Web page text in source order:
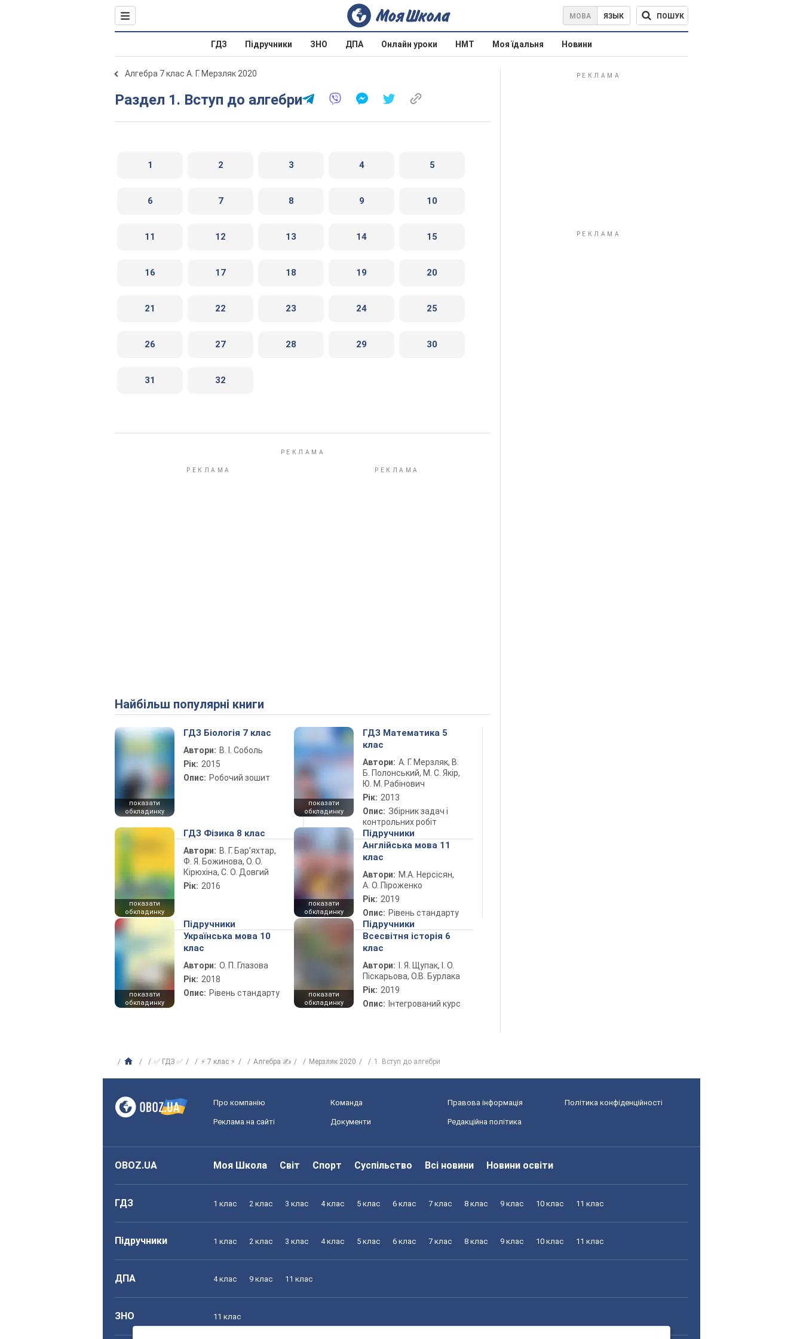
МОВА ЯЗЫК ПОШУК
ГДЗ Підручники ЗНО ДПА Онлайн уроки НМТ Моя їдальня Новини
Алгебра 7 клас А. Г. Мерзляк 2020
Раздел 1. Вступ до алгебри
1 2 3 4 5
6 7 8 9 10
11 12 13 14 15
16 17 18 19 20
21 22 23 24 25
26 27 28 29 30
31 32
Найбільш популярні книги
показати
обкладинку
ГДЗ Біологія 7 клас
Автори: В. І. Соболь
Рік: 2015
Опис: Робочий зошит
показати
обкладинку
ГДЗ Математика 5
клас
Автори: А. Г. Мерзляк, В.
Б. Полонський, М. С. Якір,
Ю. М. Рабінович
Рік: 2013
Опис: Збірник задач і
контрольних робіт
показати
обкладинку
ГДЗ Фізика 8 клас
Автори: В. Г. Бар’яхтар,
Ф. Я. Божинова, О. О.
Кірюхіна, С. О. Довгий
Рік: 2016
показати
обкладинку
Підручники
Англійська мова 11
клас
Автори: М.А. Нерсісян,
А. О. Піроженко
Рік: 2019
Опис: Рівень стандарту
показати
обкладинку
Підручники
Українська мова 10
клас
Автори: О. П. Глазова
Рік: 2018
Опис: Рівень стандарту
показати
обкладинку
Підручники
Всесвітня історія 6
клас
Автори:
І. Я. Щупак, І. О.
Піскарьова, О.В. Бурлака
Рік: 2019
Опис: Інтегрований курс
✅ ГДЗ ✅ ⚡ 7 клас ⚡ Алгебра ✍ Мерзляк 2020 1. Вступ до алгебри
Про компанію Команда Правова інформація Політика конфіденційності
Реклама на сайті Документи Редакційна політика
OBOZ.UA Моя Школа Світ Спорт Суспільство Всі новини Новини освіти
ГДЗ 1 клас 2 клас 3 клас 4 клас 5 клас 6 клас 7 клас 8 клас 9 клас 10 клас 11 клас
Підручники 1 клас 2 клас 3 клас 4 клас 5 клас 6 клас 7 клас 8 клас 9 клас 10 клас 11 клас
ДПА 4 клас 9 клас 11 клас
ЗНО 11 клас